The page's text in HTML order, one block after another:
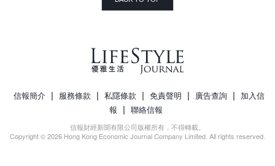
信報簡介 | 服務條款 | 私隱條款 | 免責聲明 | 廣告查詢 | 加入信
報 | 聯絡信報
信報財經新聞有限公司版權所有，不得轉載。
Copyright © 2026 Hong Kong Economic Journal Company Limited. All rights reserved.